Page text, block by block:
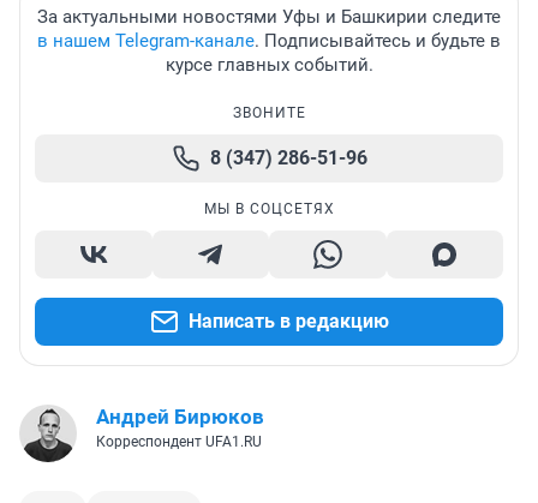
За актуальными новостями Уфы и Башкирии следите
в нашем Telegram-канале. Подписывайтесь и будьте в
курсе главных событий.
ЗВОНИТЕ
8 (347) 286-51-96
МЫ В СОЦСЕТЯХ
Написать в редакцию
Андрей Бирюков
Корреспондент UFA1.RU